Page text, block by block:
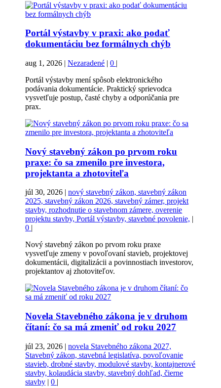
Portál výstavby v praxi: ako podať
dokumentáciu bez formálnych chýb
aug 1, 2026 |Nezaradené |0 |
Portál výstavby mení spôsob elektronického
podávania dokumentácie. Praktický sprievodca
vysvetľuje postup, časté chyby a odporúčania pre
prax.
Nový stavebný zákon po prvom roku
praxe: čo sa zmenilo pre investora,
projektanta a zhotoviteľa
júl 30, 2026 |nový stavebný zákon, stavebný zákon
2025, stavebný zákon 2026, stavebný zámer, projekt
stavby, rozhodnutie o stavebnom zámere, overenie
projektu stavby, Portál výstavby, stavebné povolenie,
0
Nový stavebný zákon po prvom roku praxe
vysvetľuje zmeny v povoľovaní stavieb, projektovej
dokumentácii, digitalizácii a povinnostiach investorov,
projektantov aj zhotoviteľov.
Novela Stavebného zákona je v druhom
čítaní: čo sa má zmeniť od roku 2027
júl 23, 2026 |novela Stavebného zákona 2027,
Stavebný zákon, stavebná legislatíva, povoľovanie
stavieb, drobné stavby, modulové stavby, kontajnerové
stavby, kolaudácia stavby, stavebný dohľad, čierne
stavby |0 |